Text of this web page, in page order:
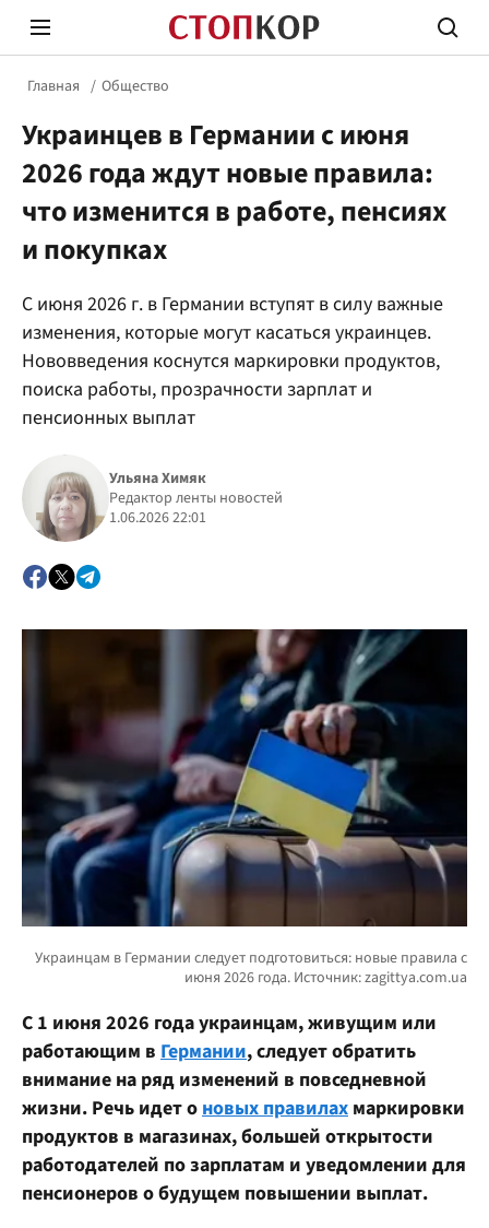
Стоп Политической Коррупции
Политика
Главная Общество
Украинцев в Германии с июня
2026 года ждут новые правила:
что изменится в работе, пенсиях
и покупках
С июня 2026 г. в Германии вступят в силу важные
изменения, которые могут касаться украинцев.
Нововведения коснутся маркировки продуктов,
поиска работы, прозрачности зарплат и
пенсионных выплат
Ульяна Химяк
Редактор ленты новостей
1.06.2026 22:01
С 1 июня 2026 года украинцам, живущим или
работающим в Германии, следует обратить
внимание на ряд изменений в повседневной
жизни. Речь идет о новых правилах маркировки
продуктов в магазинах, большей открытости
работодателей по зарплатам и уведомлении для
пенсионеров о будущем повышении выплат.